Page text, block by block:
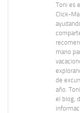
Toni es
Click-
mano
de
año.
el blog,